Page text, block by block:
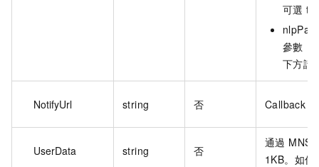
可選
參數，
下方請
NotifyUrl string 否 Callback
UserData string 否
通過 MNS
1KB。如